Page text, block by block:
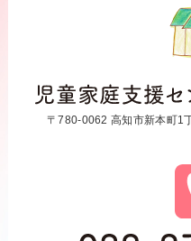
〒780-0062 高知市新本町1